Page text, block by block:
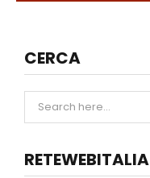
CERCA
RETEWEBITALIA